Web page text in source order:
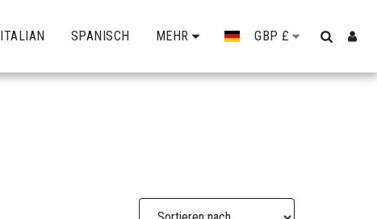
ITALIAN SPANISCH MEHR GBP £